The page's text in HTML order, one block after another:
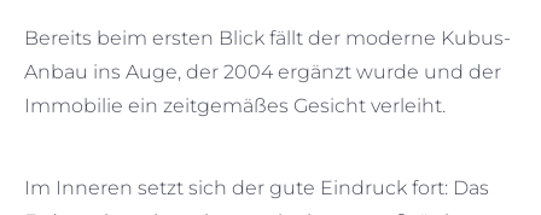
Bereits beim ersten Blick fällt der moderne Kubus-
Anbau ins Auge, der 2004 ergänzt wurde und der
Immobilie ein zeitgemäßes Gesicht verleiht.
Im Inneren setzt sich der gute Eindruck fort: Das